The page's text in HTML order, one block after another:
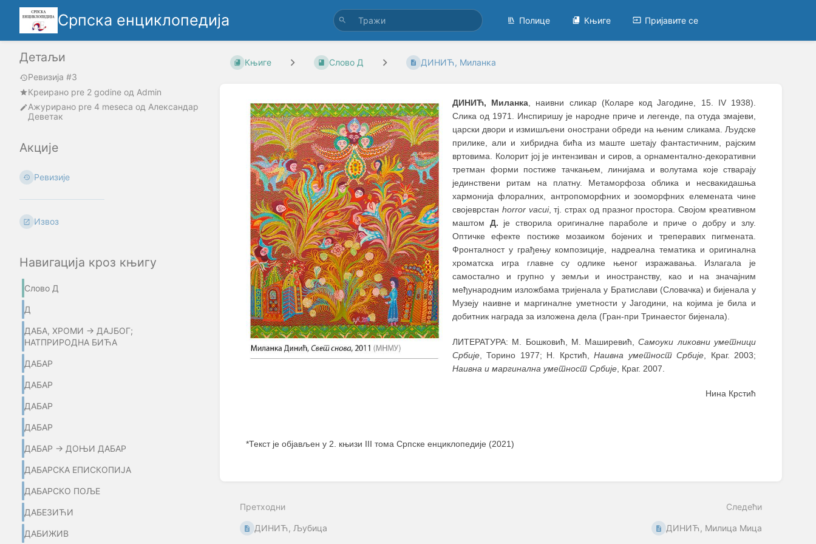
Српска енциклопедија Полице Књиге Пријавите се
Детаљи
Ревизија #3
Креирано pre 2 godine oд Admin
Ажурирано pre 4 meseca од Александар
Деветак
Акције
Ревизије
Извоз
Навигација кроз књигу
Слово Д
Д
ДАБА, ХРОМИ → ДАЈБОГ;
НАТПРИРОДНА БИЋА
ДАБАР
ДАБАР
ДАБАР
ДАБАР
ДАБАР → ДОЊИ ДАБАР
ДАБАРСКА ЕПИСКОПИЈА
ДАБАРСКО ПОЉЕ
ДАБЕЗИЋИ
ДАБИЖИВ
Књиге Слово Д ДИНИЋ, Миланка
ДИНИЋ, Миланка, наивни сликар (Коларе код Јагодине, 15. IV 1938).
Слика од 1971. Инспиришу је народне приче и легенде, па отуда змајеви,
царски двори и измишљени онострани обреди на њеним сликама. Људске
прилике, али и хибридна бића из маште шетају фантастичним, рајским
вртовима. Колорит joj је интензиван и сиров, a oрнаментално-декоративни
третман форми постиже тачкањем, линијама и волутама које стварају
јединствени ритам на платну. Метаморфоза облика и несвакидашња
хармонија флоралних, антропоморфних и зооморфних елемената чине
својеврстан horror vacui, тј. страх од празног простора. Својом креативном
маштом Д. је створила оригиналне параболе и приче о добру и злу.
Оптичке ефекте постиже мозаиком бојених и треперавих пигмената.
Фронталност у грађењу композиције, надреална тематика и оригинална
хроматска игра главне су одлике њеног изражавања. Излагала је
самостално и групно у земљи и иностранству, као и на значајним
међународним изложбама тријенала у Братислави (Словачка) и бијенала у
Музеју наивне и маргиналне уметности у Јагодини, на којима је била и
добитник награда за изложена дела (Гран-при Тринаестог бијенала).
ЛИТЕРАТУРА: М. Бошковић, М. Маширевић,Самоуки ликовни уметници
Србије , Торино 1977; Н. Крстић,Наивна уметност Србије , Краг. 2003;
Наивна и маргинална уметност Србије , Краг. 2007.
Нина Крстић
*Текст је објављен у 2. књизи III тома Српске енциклопедије (2021)
Претходни
ДИНИЋ, Љубица
Следећи
ДИНИЋ, Милица Мица